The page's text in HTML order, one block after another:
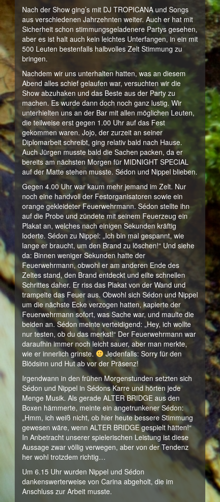
Nach der Show ging’s mit DJ TROPICANA und Songs
aus verschiedenen Jahrzehnten weiter. Auch er hat mit
Sicherheit schon stimmungsgeladenere Partys gesehen,
aber es ist halt auch kein leichtes Unterfangen, in ein mit
500 Leuten bestenfalls halbvolles Zelt Stimmung zu
bringen.
Nachdem wir uns unterhalten hatten, was an diesem
Abend alles schief gelaufen war, versuchten wir die
Show abzuhaken und das Beste aus der Party zu
machen. Es wurde dann doch noch ganz lustig. Wir
unterhielten uns an der Bar mit allen möglichen Leuten,
die teilweise erst gegen 1.00 Uhr auf das Fest
gekommen waren. Jojo, der zurzeit an seiner
Diplomarbeit schreibt, ging relativ bald nach Hause.
Auch Jürgen musste bald die Sachen packen, da er
bereits am nächsten Morgen für MIDNIGHT SPECIAL
auf der Matte stehen musste. Sédon und Nippel blieben.
Gegen 4.00 Uhr war kaum mehr jemand im Zelt. Nur
noch eine handvoll der Festorganisatoren sowie ein
orange gekleideter Feuerwehrmann. Sédon stellte ihn
auf die Probe und zündete mit seinem Feuerzeug ein
Plakat an, welches nach einigen Sekunden kräftig
loderte. Sédon zu Nippel: „Ich bin mal gespannt, wie
lange er braucht, um den Brand zu löschen!“ Und siehe
da: Binnen weniger Sekunden hatte der
Feuerwehrmann, obwohl er am anderen Ende des
Zeltes stand, den Brand entdeckt und eilte schnellen
Schrittes daher. Er riss das Plakat von der Wand und
trampelte das Feuer aus. Obwohl sich Sédon und Nippel
um die nächste Ecke verzogen hatten, kapierte der
Feuerwehrmann sofort, was Sache war, und maulte die
beiden an. Sédon meinte verteidigend: „Hey, ich wollte
nur testen, ob du das merkst!“ Der Feuerwehrmann war
daraufhin immer noch leicht sauer, aber man merkte,
wie er innerlich grinste.
Jedenfalls: Sorry für den
Blödsinn und Hut ab vor der Präsenz!
Irgendwann in den frühen Morgenstunden setzten sich
Sédon und Nippel in Sédons Karre und hörten jede
Menge Musik. Als gerade ALTER BRIDGE aus den
Boxen hämmerte, meinte ein angetrunkener Sédon:
„Hmm, ich weiß nicht, ob hier heute bessere Stimmung
gewesen wäre, wenn ALTER BRIDGE gespielt hätten!“
In Anbetracht unserer spielerischen Leistung ist diese
Aussage zwar völlig verwegen, aber von der Tendenz
her wohl trotzdem richtig…
Um 6.15 Uhr wurden Nippel und Sédon
dankenswerterweise von Carina abgeholt, die im
Anschluss zur Arbeit musste.